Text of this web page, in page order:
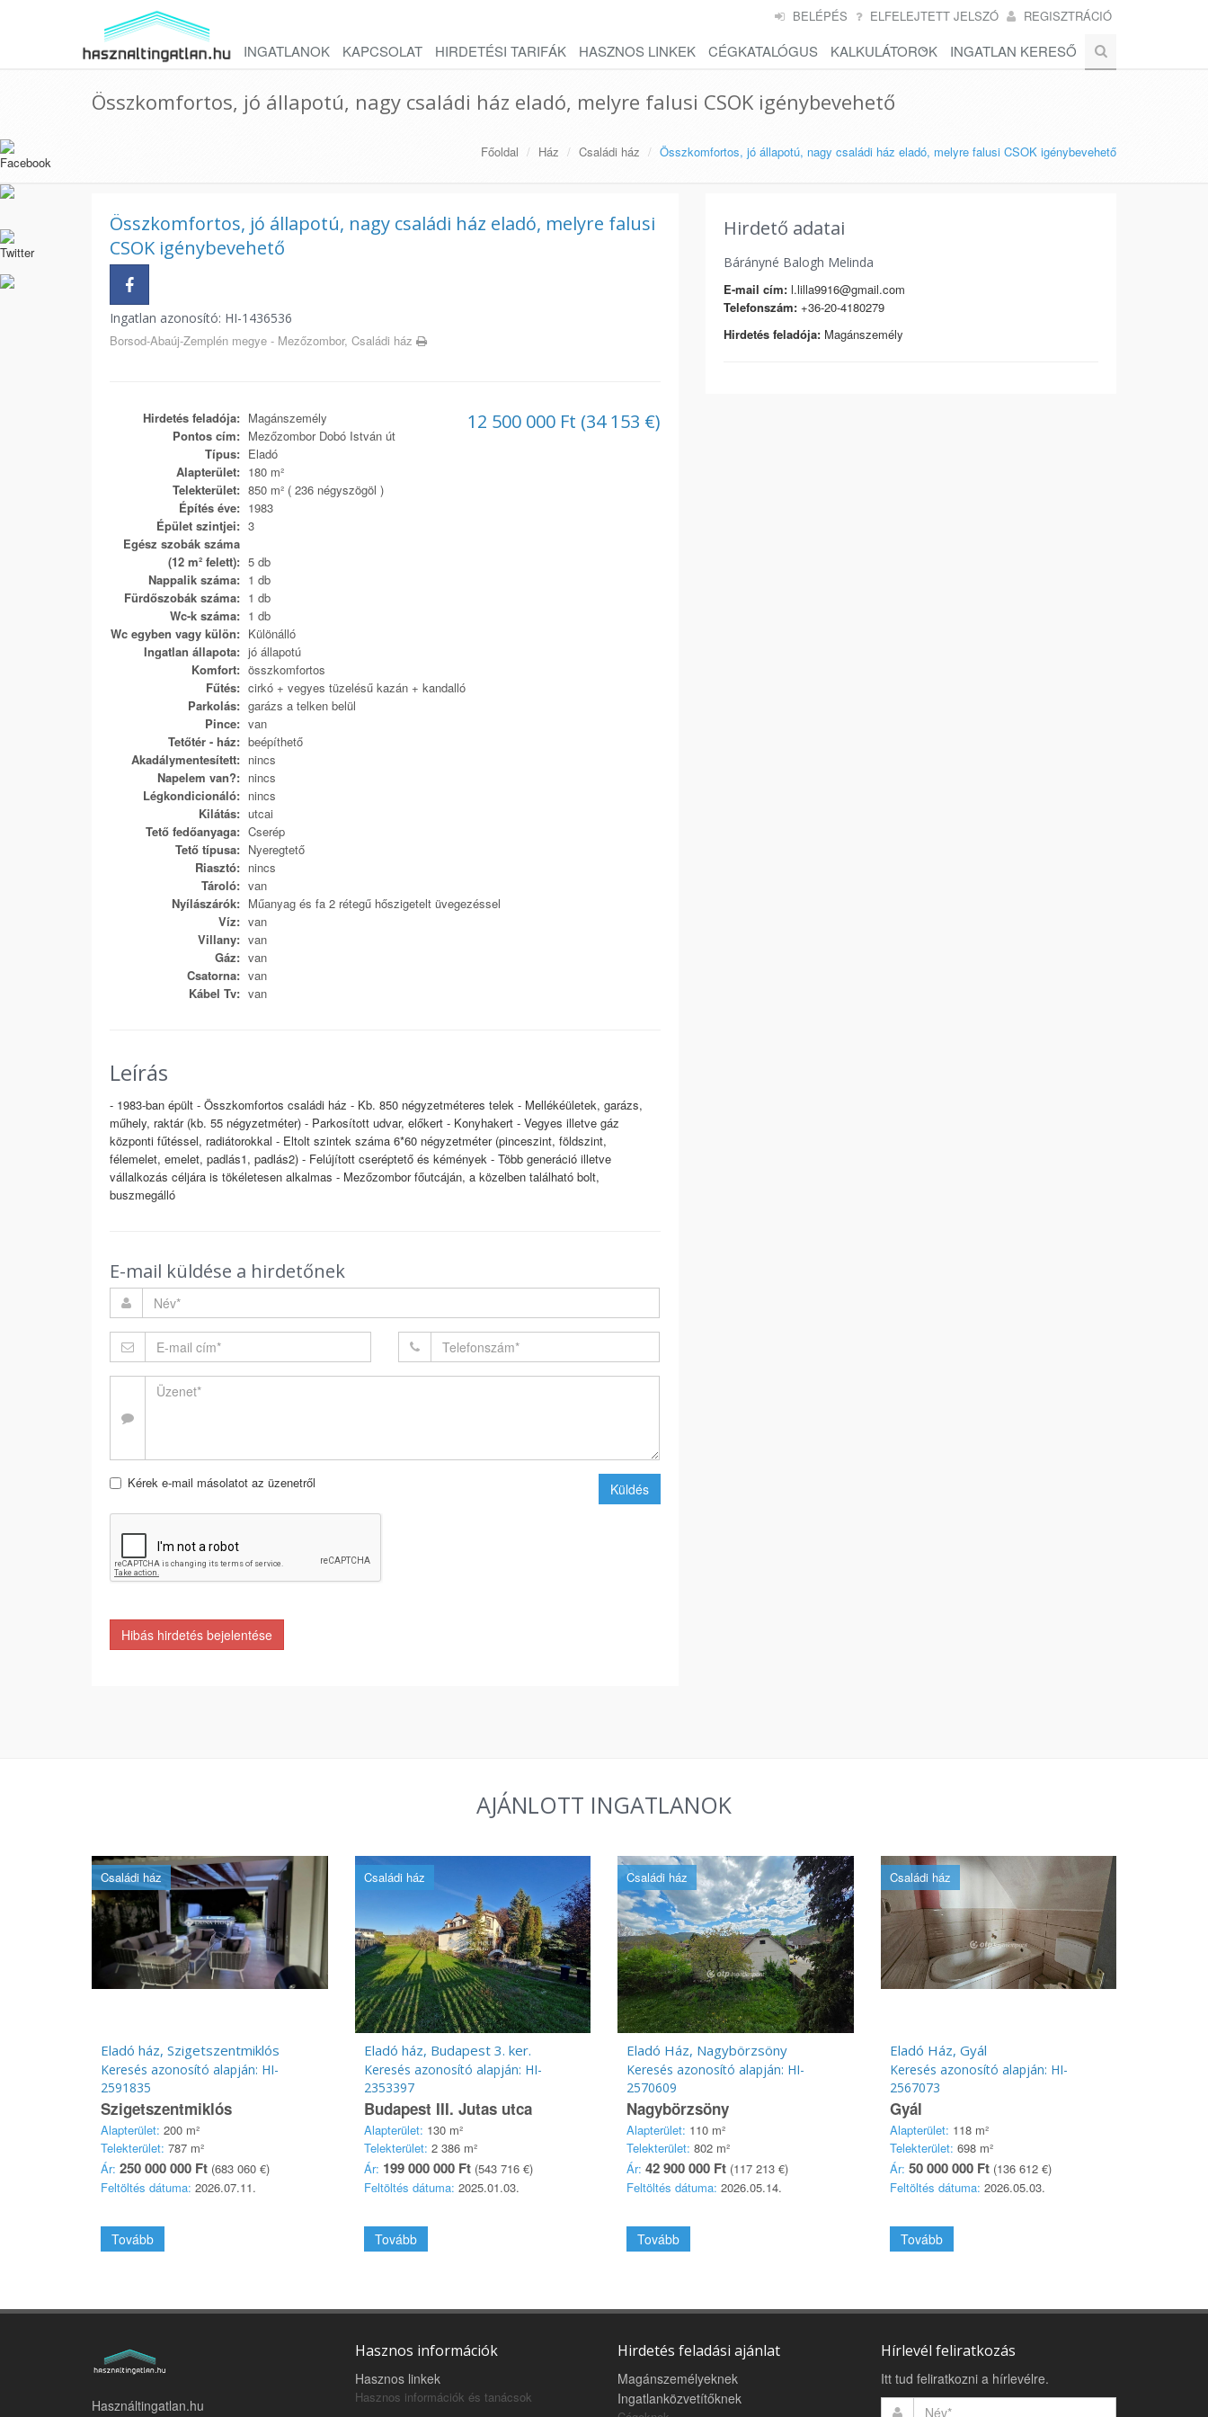
BELÉPÉS ELFELEJTETT JELSZÓ REGISZTRÁCIÓ
INGATLANOK KAPCSOLAT HIRDETÉSI TARIFÁK HASZNOS LINKEK CÉGKATALÓGUS KALKULÁTOROK INGATLAN KERESŐ
Összkomfortos, jó állapotú, nagy családi ház eladó, melyre falusi CSOK igénybevehető
Főoldal Ház Családi ház Összkomfortos, jó állapotú, nagy családi ház eladó, melyre falusi CSOK igénybevehető
Összkomfortos, jó állapotú, nagy családi ház eladó, melyre falusi
CSOK igénybevehető
Ingatlan azonosító: HI-1436536
Borsod-Abaúj-Zemplén megye - Mezőzombor, Családi ház
12 500 000 Ft (34 153 €)
Hirdetés feladója: Magánszemély
Pontos cím: Mezőzombor Dobó István út
Típus: Eladó
Alapterület: 180 m²
Telekterület: 850 m² ( 236 négyszögöl )
Építés éve: 1983
Épület szintjei: 3
Egész szobák száma
(12 m² felett): 5 db
Nappalik száma: 1 db
Fürdőszobák száma: 1 db
Wc-k száma: 1 db
Wc egyben vagy külön: Különálló
Ingatlan állapota: jó állapotú
Komfort: összkomfortos
Fűtés: cirkó + vegyes tüzelésű kazán + kandalló
Parkolás: garázs a telken belül
Pince: van
Tetőtér - ház: beépíthető
Akadálymentesített: nincs
Napelem van?: nincs
Légkondicionáló: nincs
Kilátás: utcai
Tető fedőanyaga: Cserép
Tető típusa: Nyeregtető
Riasztó: nincs
Tároló: van
Nyílászárók: Műanyag és fa 2 rétegű hőszigetelt üvegezéssel
Víz: van
Villany: van
Gáz: van
Csatorna: van
Kábel Tv: van
Leírás
- 1983-ban épült - Összkomfortos családi ház - Kb. 850 négyzetméteres telek - Mellékéületek, garázs,
műhely, raktár (kb. 55 négyzetméter) - Parkosított udvar, előkert - Konyhakert - Vegyes illetve gáz
központi fűtéssel, radiátorokkal - Eltolt szintek száma 6*60 négyzetméter (pinceszint, földszint,
félemelet, emelet, padlás1, padlás2) - Felújított cseréptető és kémények - Több generáció illetve
vállalkozás céljára is tökéletesen alkalmas - Mezőzombor főutcáján, a közelben található bolt,
buszmegálló
E-mail küldése a hirdetőnek
Kérek e-mail másolatot az üzenetről Küldés
Hibás hirdetés bejelentése
Hirdető adatai
Bárányné Balogh Melinda
E-mail cím:l.lilla9916@gmail.com
Telefonszám:+36-20-4180279
Hirdetés feladója:Magánszemély
AJÁNLOTT INGATLANOK
Családi ház
Eladó ház, Szigetszentmiklós
Keresés azonosító alapján: HI-
2591835
Szigetszentmiklós
Alapterület: 200 m²
Telekterület: 787 m²
Ár: 250 000 000 Ft (683 060 €)
Feltöltés dátuma: 2026.07.11.
Tovább
Családi ház
Eladó ház, Budapest 3. ker.
Keresés azonosító alapján: HI-
2353397
Budapest III. Jutas utca
Alapterület: 130 m²
Telekterület: 2 386 m²
Ár: 199 000 000 Ft(543 716 €)
Feltöltés dátuma: 2025.01.03.
Tovább
Családi ház
Eladó Ház, Nagybörzsöny
Keresés azonosító alapján: HI-
2570609
Nagybörzsöny
Alapterület: 110 m²
Telekterület: 802 m²
Ár: 42 900 000 Ft (117 213 €)
Feltöltés dátuma: 2026.05.14.
Tovább
Családi ház
Eladó Ház, Gyál
Keresés azonosító alapján: HI-
2567073
Gyál
Alapterület: 118 m²
Telekterület: 698 m²
Ár: 50 000 000 Ft(136 612 €)
Feltöltés dátuma: 2026.05.03.
Tovább
Használtingatlan.hu
Hasznos információk
Hasznos linkek
Hasznos információk és tanácsok
Hirdetés feladási ajánlat
Magánszemélyeknek
Ingatlanközvetítőknek
Hírlevél feliratkozás
Itt tud feliratkozni a hírlevélre.